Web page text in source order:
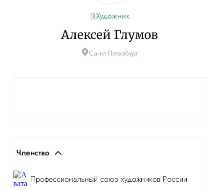
Художник
Алексей Глумов
Санкт-Петербург
Членство
Профессиональный союз художников России